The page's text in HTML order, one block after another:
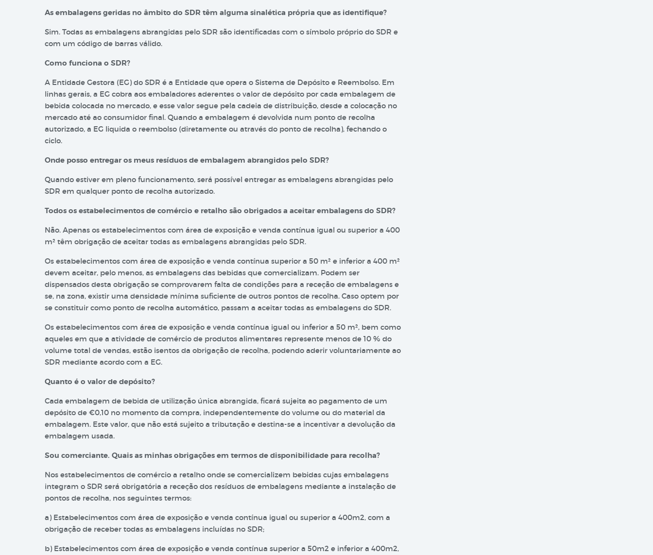
As embalagens geridas no âmbito do SDR têm alguma sinalética própria que as identifique?
Sim. Todas as embalagens abrangidas pelo SDR são identificadas com o símbolo próprio do SDR e
com um código de barras válido.
Como funciona o SDR?
A Entidade Gestora (EG) do SDR é a Entidade que opera o Sistema de Depósito e Reembolso. Em
linhas gerais, a EG cobra aos embaladores aderentes o valor de depósito por cada embalagem de
bebida colocada no mercado, e esse valor segue pela cadeia de distribuição, desde a colocação no
mercado até ao consumidor final. Quando a embalagem é devolvida num ponto de recolha
autorizado, a EG liquida o reembolso (diretamente ou através do ponto de recolha), fechando o
ciclo.
Onde posso entregar os meus resíduos de embalagem abrangidos pelo SDR?
Quando estiver em pleno funcionamento, será possível entregar as embalagens abrangidas pelo
SDR em qualquer ponto de recolha autorizado.
Todos os estabelecimentos de comércio e retalho são obrigados a aceitar embalagens do SDR?
Não. Apenas os estabelecimentos com área de exposição e venda contínua igual ou superior a 400
m² têm obrigação de aceitar todas as embalagens abrangidas pelo SDR.
Os estabelecimentos com área de exposição e venda contínua superior a 50 m² e inferior a 400 m²
devem aceitar, pelo menos, as embalagens das bebidas que comercializam. Podem ser
dispensados desta obrigação se comprovarem falta de condições para a receção de embalagens e
se, na zona, existir uma densidade mínima suficiente de outros pontos de recolha. Caso optem por
se constituir como ponto de recolha automático, passam a aceitar todas as embalagens do SDR.
Os estabelecimentos com área de exposição e venda contínua igual ou inferior a 50 m², bem como
aqueles em que a atividade de comércio de produtos alimentares represente menos de 10 % do
volume total de vendas, estão isentos da obrigação de recolha, podendo aderir voluntariamente ao
SDR mediante acordo com a EG.
Quanto é o valor de depósito?
Cada embalagem de bebida de utilização única abrangida, ficará sujeita ao pagamento de um
depósito de €0,10 no momento da compra, independentemente do volume ou do material da
embalagem. Este valor, que não está sujeito a tributação e destina-se a incentivar a devolução da
embalagem usada.
Sou comerciante. Quais as minhas obrigações em termos de disponibilidade para recolha?
Nos estabelecimentos de comércio a retalho onde se comercializem bebidas cujas embalagens
integram o SDR será obrigatória a receção dos resíduos de embalagens mediante a instalação de
pontos de recolha, nos seguintes termos:
a) Estabelecimentos com área de exposição e venda contínua igual ou superior a 400m2, com a
obrigação de receber todas as embalagens incluídas no SDR;
b) Estabelecimentos com área de exposição e venda contínua superior a 50m2 e inferior a 400m2,